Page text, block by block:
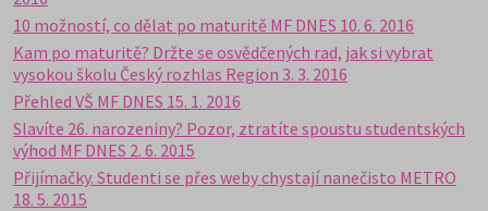
10 možností, co dělat po maturitě MF DNES 10. 6. 2016
Kam po maturitě? Držte se osvědčených rad, jak si vybrat
vysokou školu Český rozhlas Region 3. 3. 2016
Přehled VŠ MF DNES 15. 1. 2016
Slavíte 26. narozeniny? Pozor, ztratíte spoustu studentských
výhod MF DNES 2. 6. 2015
Přijímačky. Studenti se přes weby chystají nanečisto METRO
18. 5. 2015